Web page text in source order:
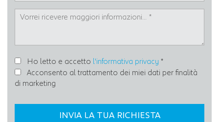
Ho letto e accetto l'informativa privacy *
Acconsento al trattamento dei miei dati per finalità
di marketing
INVIA LA TUA RICHIESTA